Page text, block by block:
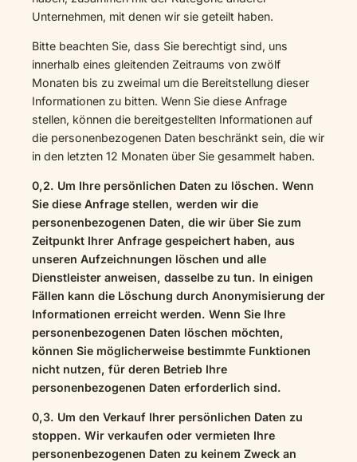
Unternehmen, mit denen wir sie geteilt haben.
Bitte beachten Sie, dass Sie berechtigt sind, uns
innerhalb eines gleitenden Zeitraums von zwölf
Monaten bis zu zweimal um die Bereitstellung dieser
Informationen zu bitten. Wenn Sie diese Anfrage
stellen, können die bereitgestellten Informationen auf
die personenbezogenen Daten beschränkt sein, die wir
in den letzten 12 Monaten über Sie gesammelt haben.
0,2. Um Ihre persönlichen Daten zu löschen. Wenn
Sie diese Anfrage stellen, werden wir die
personenbezogenen Daten, die wir über Sie zum
Zeitpunkt Ihrer Anfrage gespeichert haben, aus
unseren Aufzeichnungen löschen und alle
Dienstleister anweisen, dasselbe zu tun. In einigen
Fällen kann die Löschung durch Anonymisierung der
Informationen erreicht werden. Wenn Sie Ihre
personenbezogenen Daten löschen möchten,
können Sie möglicherweise bestimmte Funktionen
nicht nutzen, für deren Betrieb Ihre
personenbezogenen Daten erforderlich sind.
0,3. Um den Verkauf Ihrer persönlichen Daten zu
stoppen. Wir verkaufen oder vermieten Ihre
personenbezogenen Daten zu keinem Zweck an